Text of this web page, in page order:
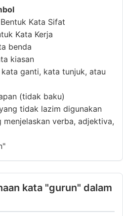
Kata Sifat
Kata Kerja
benda
kiasan
ganti, kata tunjuk, atau
(tidak baku)
tidak lazim digunakan
menjelaskan verba, adjektiva,
kata "gurun" dalam